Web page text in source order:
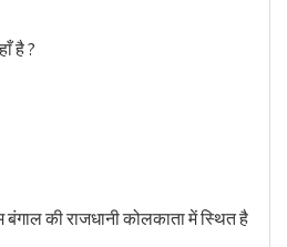
है ?
बंगाल की राजधानी कोलकाता में स्थित है